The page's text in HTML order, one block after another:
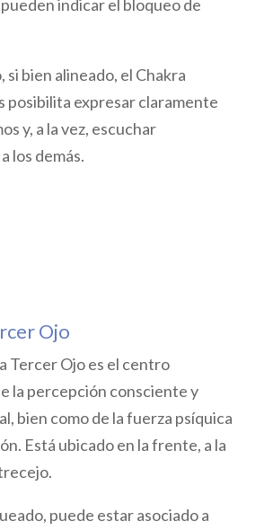
indicar el bloqueo de
si bien alineado, el Chakra
posibilita expresar claramente
y, a la vez, escuchar
los demás.
Ojo
Tercer Ojo es el centro
la percepción consciente y
bien como de la fuerza psíquica
Está ubicado en la frente, a la
puede estar asociado a